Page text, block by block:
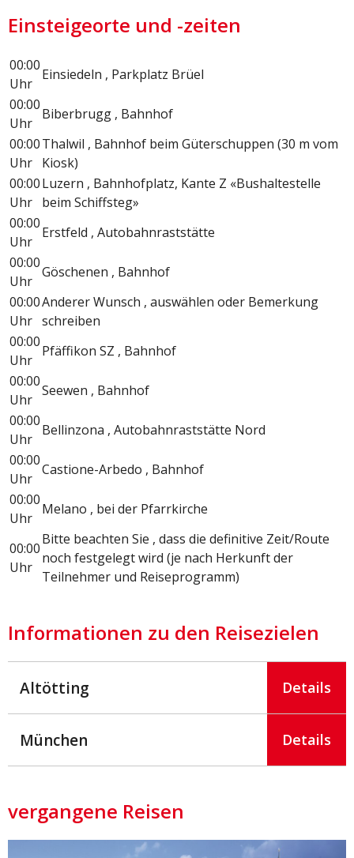
Einsteigeorte und -zeiten
00:00
Uhr
Einsiedeln , Parkplatz Brüel
00:00
Uhr
Biberbrugg , Bahnhof
00:00
Uhr
Thalwil , Bahnhof beim Güterschuppen (30 m vom
Kiosk)
00:00
Uhr
Luzern , Bahnhofplatz, Kante Z «Bushaltestelle
beim Schiffsteg»
00:00
Uhr
Erstfeld , Autobahnraststätte
00:00
Uhr
Göschenen , Bahnhof
00:00
Uhr
Anderer Wunsch , auswählen oder Bemerkung
schreiben
00:00
Uhr
Pfäffikon SZ , Bahnhof
00:00
Uhr
Seewen , Bahnhof
00:00
Uhr
Bellinzona , Autobahnraststätte Nord
00:00
Uhr
Castione-Arbedo , Bahnhof
00:00
Uhr
Melano , bei der Pfarrkirche
00:00
Uhr
Bitte beachten Sie , dass die definitive Zeit/Route
noch festgelegt wird (je nach Herkunft der
Teilnehmer und Reiseprogramm)
Informationen zu den Reisezielen
Altötting Details
München Details
vergangene Reisen